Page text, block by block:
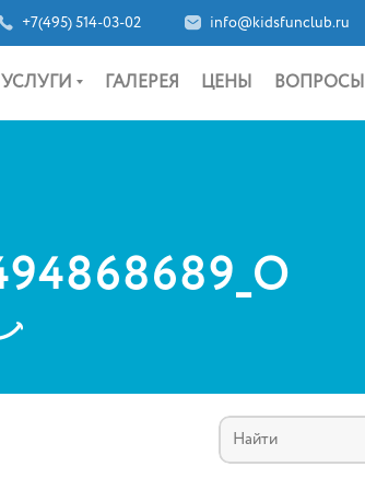
+7(495) 514-03-02 info@kidsfunclub.ru
УСЛУГИ ГАЛЕРЕЯ ЦЕНЫ ВОПРОСЫ